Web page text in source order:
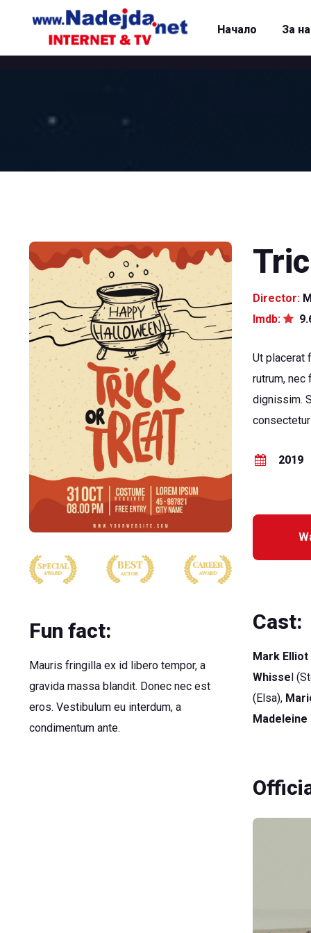
Начало За
Fun fact:
Mauris fringilla ex id libero tempor, a
gravida massa blandit. Donec nec est
eros. Vestibulum eu interdum, a
condimentum ante.
Director:
Imdb:
Ut placerat
rutrum,
dignissim.
2019
Cast:
Mark Elliot
Whissel
(Elsa),
Madeleine